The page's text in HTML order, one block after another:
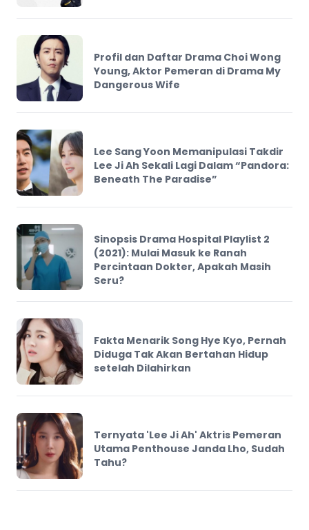
Profil dan Daftar Drama Choi Wong
Young, Aktor Pemeran di Drama My
Dangerous Wife
Lee Sang Yoon Memanipulasi Takdir
Lee Ji Ah Sekali Lagi Dalam “Pandora:
Beneath The Paradise”
Sinopsis Drama Hospital Playlist 2
(2021): Mulai Masuk ke Ranah
Percintaan Dokter, Apakah Masih
Seru?
Fakta Menarik Song Hye Kyo, Pernah
Diduga Tak Akan Bertahan Hidup
setelah Dilahirkan
Ternyata 'Lee Ji Ah' Aktris Pemeran
Utama Penthouse Janda Lho, Sudah
Tahu?